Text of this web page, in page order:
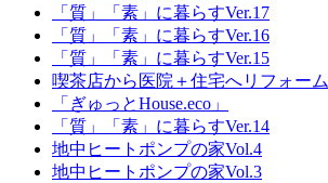
「質」「素」に暮らすVer.17
「質」「素」に暮らすVer.16
「質」「素」に暮らすVer.15
喫茶店から医院＋住宅へリフォーム
「ぎゅっとHouse.eco」
「質」「素」に暮らすVer.14
地中ヒートポンプの家Vol.4
地中ヒートポンプの家Vol.3